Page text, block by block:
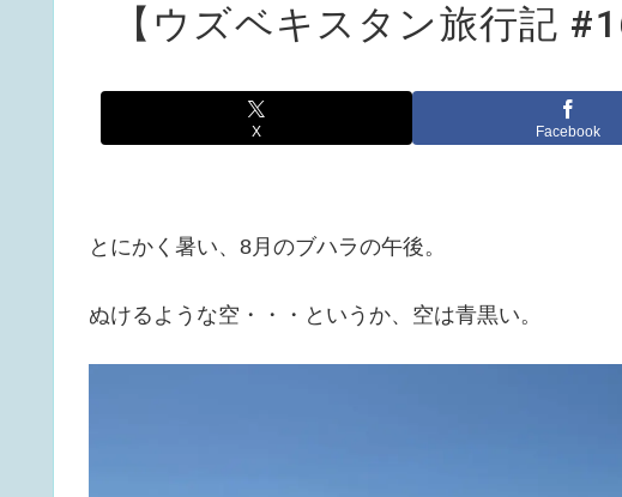
【ウズベキスタン旅行記
X Facebook
とにかく暑い、8月のブハラの午後。
ぬけるような空・・・というか、空は青黒い。